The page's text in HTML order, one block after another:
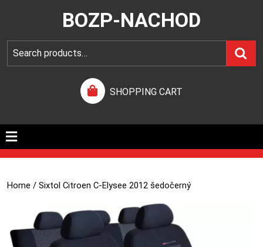
BOZP-NACHOD
SHOPPING CART
Home / Sixtol Citroen C-Elysee 2012 šedočerný